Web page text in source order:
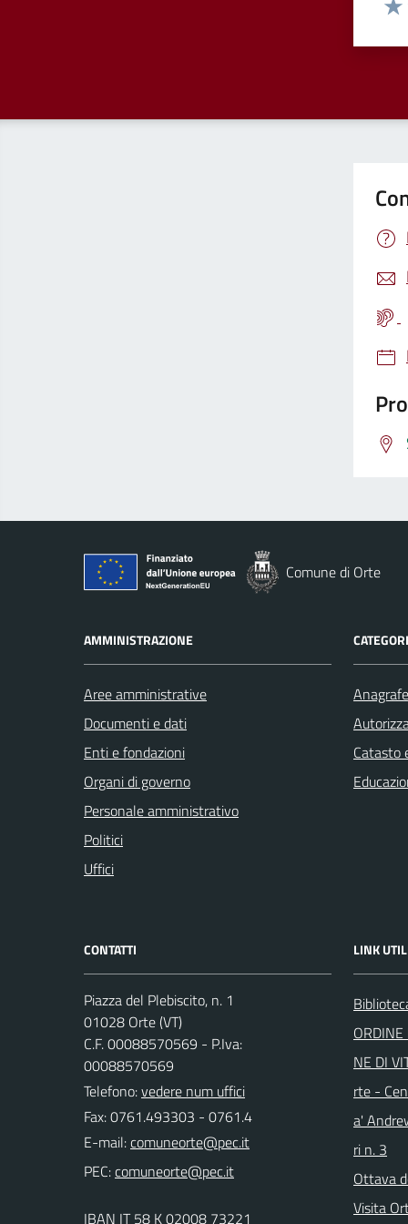
Comune di Orte
AMMINISTRAZIONE
Aree amministrative
Documenti e dati
Enti e fondazioni
Organi di governo
Personale amministrativo
Politici
Uffici
Catasto
CONTATTI
Piazza del Plebiscito, n. 1
01028 Orte (VT)
C.F. 00088570569 - P.Iva:
00088570569
Telefono:vedere num uffici
Fax: 0761.493303 - 0761.4
E-mail:
PEC:
IBAN IT 58 K 02008 73221
LINK
NE DI
rte -
a'
ri n. 3
Ottava
Visita